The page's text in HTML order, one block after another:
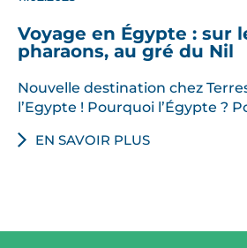
Voyage en Égypte : sur
pharaons, au gré du Nil
Nouvelle destination chez
l’Egypte !​ Pourquoi l’Égypte ?
EN SAVOIR PLUS